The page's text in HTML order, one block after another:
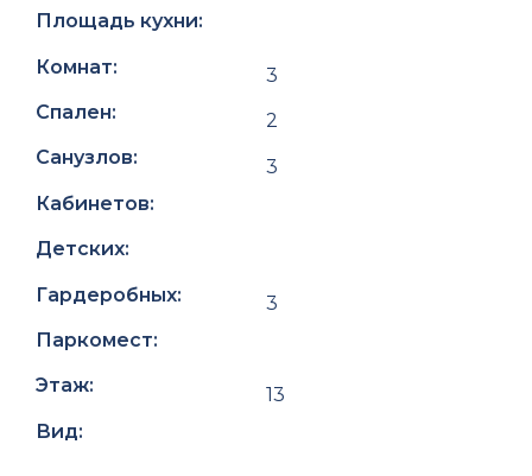
Площадь кухни:
Комнат:
3
Спален:
2
Санузлов:
3
Кабинетов:
Детских:
Гардеробных:
3
Паркомест:
Этаж:
13
Вид: